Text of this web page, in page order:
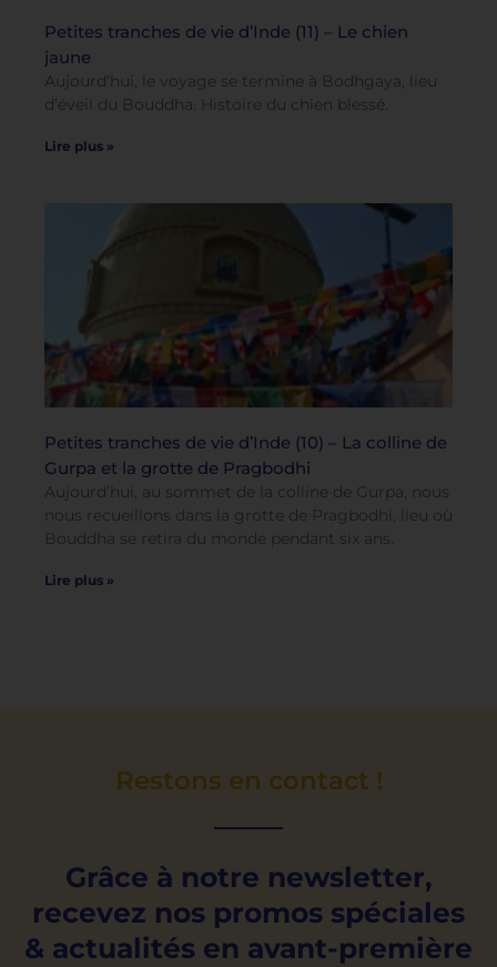
Petites tranches de vie d’Inde (11) – Le chien
jaune
Aujourd’hui, le voyage se termine à Bodhgaya, lieu
d’éveil du Bouddha. Histoire du chien blessé.
Lire plus »
Petites tranches de vie d’Inde (10) – La colline de
Gurpa et la grotte de Pragbodhi
Aujourd’hui, au sommet de la colline de Gurpa, nous
nous recueillons dans la grotte de Pragbodhi, lieu où
Bouddha se retira du monde pendant six ans.
Lire plus »
Restons en contact !
Grâce à notre newsletter,
recevez nos promos spéciales
& actualités en avant-première